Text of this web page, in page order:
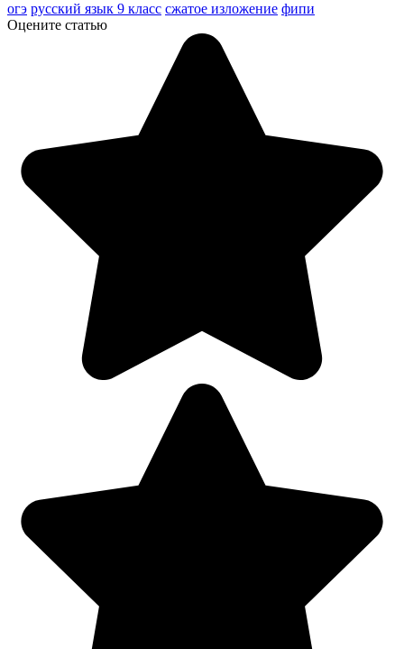
огэ русский язык 9 класс сжатое изложение фипи
Оцените статью